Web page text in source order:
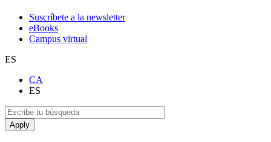
Suscríbete a la newsletter
eBooks
Campus virtual
ES
CA
ES